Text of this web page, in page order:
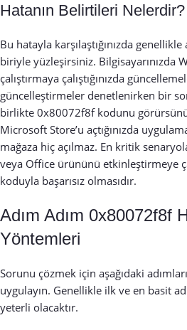
Hatanın Belirtileri Nelerdir?
Bu hatayla karşılaştığınızda
biriyle yüzleşirsiniz. Bilgisayarınızda
çalıştırmaya çalıştığınızda
güncelleştirmeler denetlenirken bir
birlikte 0x80072f8f kodunu
Microsoft Store’u açtığınızda
mağaza hiç açılmaz. En kritik
veya Office ürününü etkinleştirmeye
koduyla başarısız olmasıdır.
Adım Adım 0x80072f8f
Yöntemleri
Sorunu çözmek için aşağıdaki
uygulayın. Genellikle ilk ve en basit
yeterli olacaktır.